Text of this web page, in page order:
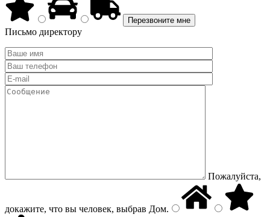
Письмо директору
Пожалуйста,
докажите, что вы человек, выбрав Дом.